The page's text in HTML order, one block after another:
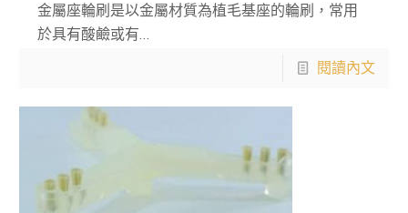
金屬座輪刷是以金屬材質為植毛基座的輪刷，常用
於具有酸鹼或有…
閱讀內文